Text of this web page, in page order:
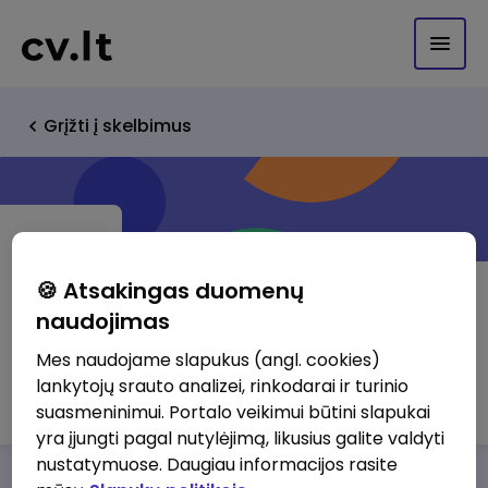
Grįžti į skelbimus
HSC Baltic
http://www.hscbaltic.lt
🍪 Atsakingas duomenų
naudojimas
Mes naudojame slapukus (angl. cookies)
lankytojų srauto analizei, rinkodarai ir turinio
suasmeninimui. Portalo veikimui būtini slapukai
yra įjungti pagal nutylėjimą, likusius galite valdyti
nustatymuose. Daugiau informacijos rasite